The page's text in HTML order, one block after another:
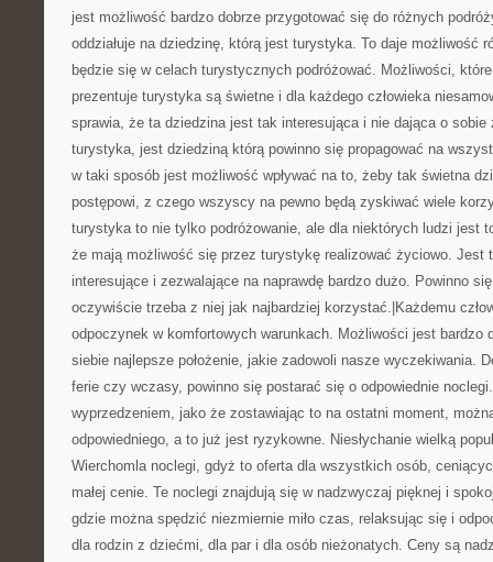
jest możliwość bardzo dobrze przygotować się do różnych
oddziałuje na dziedzinę, którą jest turystyka. To daje możliwość
będzie się w celach turystycznych podróżować. Możliwości,
prezentuje turystyka są świetne i dla każdego człowieka
sprawia, że ta dziedzina jest tak interesująca i nie dająca o sobie
turystyka, jest dziedziną którą powinno się propagować na
w taki sposób jest możliwość wpływać na to, żeby tak świetna
postępowi, z czego wszyscy na pewno będą zyskiwać wiele
turystyka to nie tylko podróżowanie, ale dla niektórych ludzi jest
że mają możliwość się przez turystykę realizować życiowo. Jest
interesujące i zezwalające na naprawdę bardzo dużo. Powinno
oczywiście trzeba z niej jak najbardziej korzystać.|Każdemu
odpoczynek w komfortowych warunkach. Możliwości jest bardzo
siebie najlepsze położenie, jakie zadowoli nasze wyczekiwania.
ferie czy wczasy, powinno się postarać się o odpowiednie
wyprzedzeniem, jako że zostawiając to na ostatni moment,
odpowiedniego, a to już jest ryzykowne. Niesłychanie wielką
Wierchomla noclegi, gdyż to oferta dla wszystkich osób,
małej cenie. Te noclegi znajdują się w nadzwyczaj pięknej i
gdzie można spędzić niezmiernie miło czas, relaksując się i
dla rodzin z dziećmi, dla par i dla osób nieżonatych. Ceny są